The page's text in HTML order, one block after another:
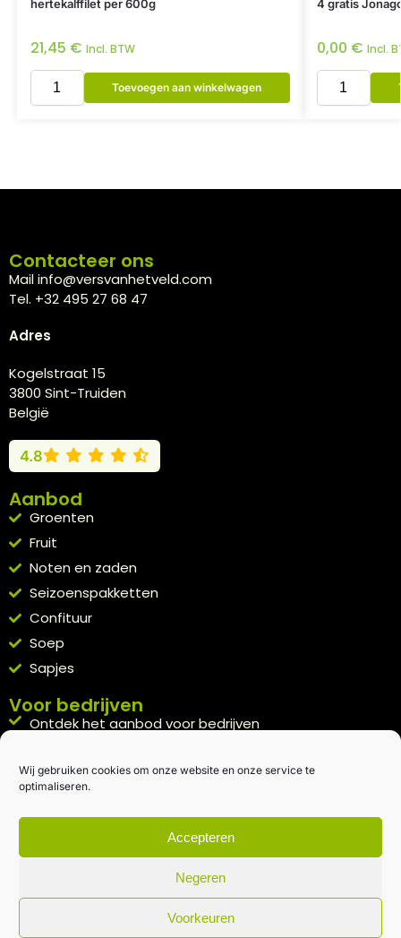
Wij gebruiken cookies om onze website en onze service te
optimaliseren.
Accepteren
Negeren
Voorkeuren
hertekalffilet per 600g
21,45 € Incl. BTW
Toevoegen aan winkelwagen
4 gratis
0,00 € Incl.
Contacteer ons
Mail info@versvanhetveld.com
Tel. +32 495 27 68 47
Adres
Kogelstraat 15
3800 Sint-Truiden
België
4.8
Aanbod
Groenten
Fruit
Noten en zaden
Seizoenspakketten
Confituur
Soep
Sapjes
Voor bedrijven
Ontdek het aanbod voor bedrijven
Kennismakingspakket aanvragen
Blijft op de hoogte
Rechtstreeks van het veld naar je inbox.
Inschrijven nieuwsbrief